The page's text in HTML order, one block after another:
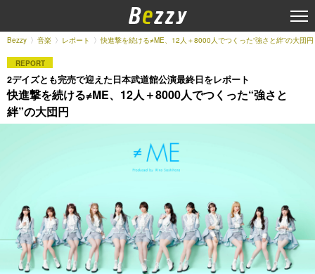
Bezzy 音楽 レポート 快進撃を続ける≠ME、12人＋8000人でつくった“強さと絆”の大団円
REPORT
2デイズとも完売で迎えた日本武道館公演最終日をレポート
快進撃を続ける≠ME、12人＋8000人でつくった“強さと
絆”の大団円